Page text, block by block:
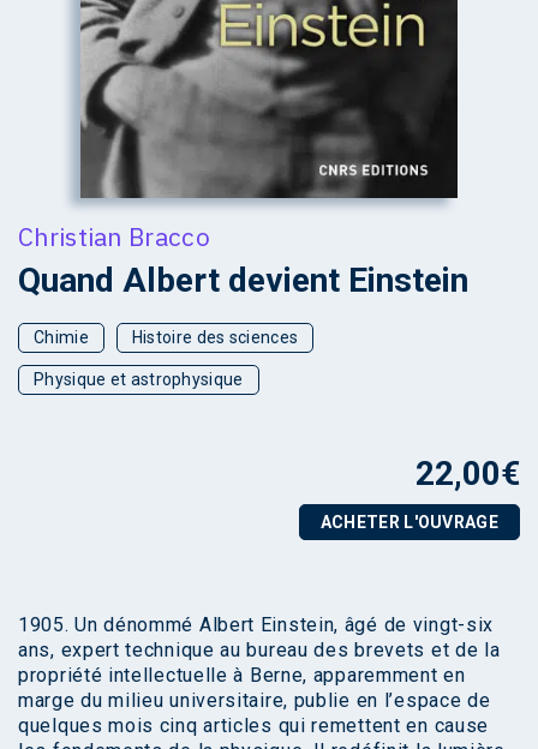
Christian Bracco
Quand Albert devient Einstein
Chimie Histoire des sciences
Physique et astrophysique
22,00€
ACHETER L'OUVRAGE
1905. Un dénommé Albert Einstein, âgé de vingt-six
ans, expert technique au bureau des brevets et de la
propriété intellectuelle à Berne, apparemment en
marge du milieu universitaire, publie en l’espace de
quelques mois cinq articles qui remettent en cause